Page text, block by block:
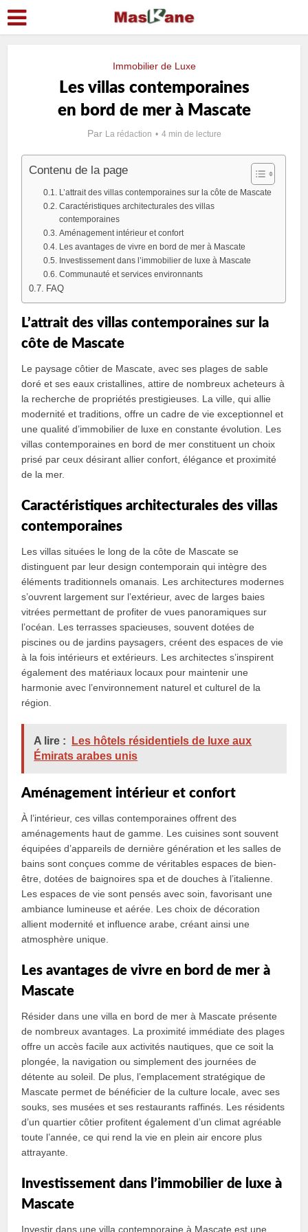
Immobilier de Luxe
Les villas contemporaines
en bord de mer à Mascate
Par La rédaction 4 min de lecture
Contenu de la page
L’attrait des villas contemporaines sur la côte de Mascate
Caractéristiques architecturales des villas
contemporaines
Aménagement intérieur et confort
Les avantages de vivre en bord de mer à Mascate
Investissement dans l’immobilier de luxe à Mascate
Communauté et services environnants
FAQ
L’attrait des villas contemporaines sur la
côte de Mascate
Le paysage côtier de Mascate, avec ses plages de sable
doré et ses eaux cristallines, attire de nombreux acheteurs à
la recherche de propriétés prestigieuses. La ville, qui allie
modernité et traditions, offre un cadre de vie exceptionnel et
une qualité d’immobilier de luxe en constante évolution. Les
villas contemporaines en bord de mer constituent un choix
prisé par ceux désirant allier confort, élégance et proximité
de la mer.
Caractéristiques architecturales des villas
contemporaines
Les villas situées le long de la côte de Mascate se
distinguent par leur design contemporain qui intègre des
éléments traditionnels omanais. Les architectures modernes
s’ouvrent largement sur l’extérieur, avec de larges baies
vitrées permettant de profiter de vues panoramiques sur
l’océan. Les terrasses spacieuses, souvent dotées de
piscines ou de jardins paysagers, créent des espaces de vie
à la fois intérieurs et extérieurs. Les architectes s’inspirent
également des matériaux locaux pour maintenir une
harmonie avec l’environnement naturel et culturel de la
région.
A lire :
Les hôtels résidentiels de luxe aux
Émirats arabes unis
Aménagement intérieur et confort
À l’intérieur, ces villas contemporaines offrent des
aménagements haut de gamme. Les cuisines sont souvent
équipées d’appareils de dernière génération et les salles de
bains sont conçues comme de véritables espaces de bien-
être, dotées de baignoires spa et de douches à l’italienne.
Les espaces de vie sont pensés avec soin, favorisant une
ambiance lumineuse et aérée. Les choix de décoration
allient modernité et influence arabe, créant ainsi une
atmosphère unique.
Les avantages de vivre en bord de mer à
Mascate
Résider dans une villa en bord de mer à Mascate présente
de nombreux avantages. La proximité immédiate des plages
offre un accès facile aux activités nautiques, que ce soit la
plongée, la navigation ou simplement des journées de
détente au soleil. De plus, l’emplacement stratégique de
Mascate permet de bénéficier de la culture locale, avec ses
souks, ses musées et ses restaurants raffinés. Les résidents
d’un quartier côtier profitent également d’un climat agréable
toute l’année, ce qui rend la vie en plein air encore plus
attrayante.
Investissement dans l’immobilier de luxe à
Mascate
Investir dans une villa contemporaine à Mascate est une